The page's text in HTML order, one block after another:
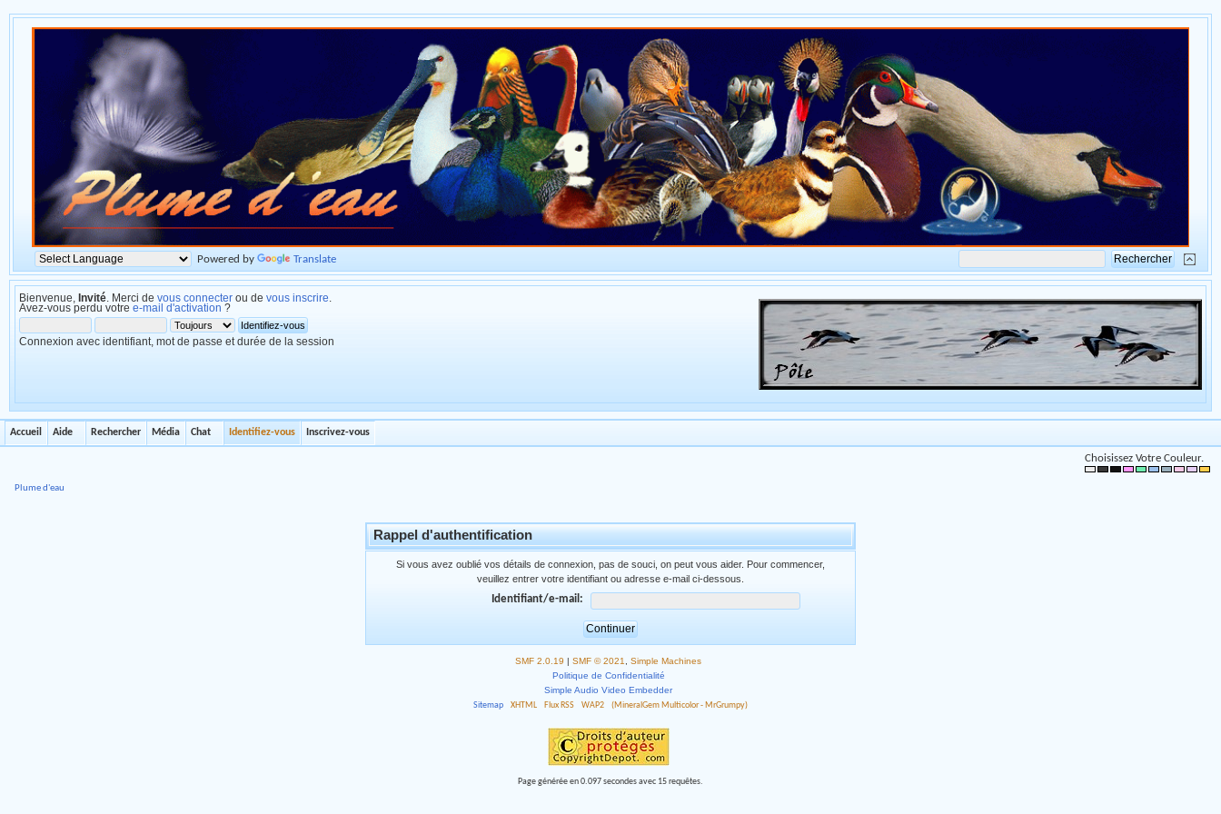
Powered by Translate
Bienvenue, Invité . Merci de vous connecter ou de vous inscrire
Avez-vous perdu votre e-mail d'activation ?
Connexion avec identifiant, mot de passe et durée de la session
Accueil Aide Rechercher Média Chat Identifiez-vous Inscrivez-vous
Choisissez Votre Couleur.
Plume d'eau
Rappel d'authentification
Si vous avez oublié vos détails de connexion, pas de souci, on peut vous aider. Pour commencer,
veuillez entrer votre identifiant ou adresse e-mail ci-dessous.
Identifiant/e-mail:
SMF 2.0.19 | SMF © 2021
Simple Machines
Politique de Confidentialité
Simple Audio Video Embedder
Sitemap
XHTML Flux RSS WAP2 (MineralGem Multicolor - MrGrumpy)
Page générée en 0.097 secondes avec 15 requêtes.